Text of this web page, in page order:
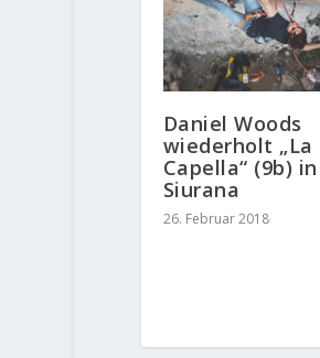
Daniel Woods
wiederholt „La
Capella“ (9b) in
Siurana
26. Februar 2018